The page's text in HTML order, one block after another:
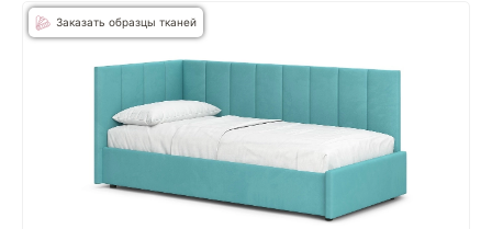
Заказать образцы тканей